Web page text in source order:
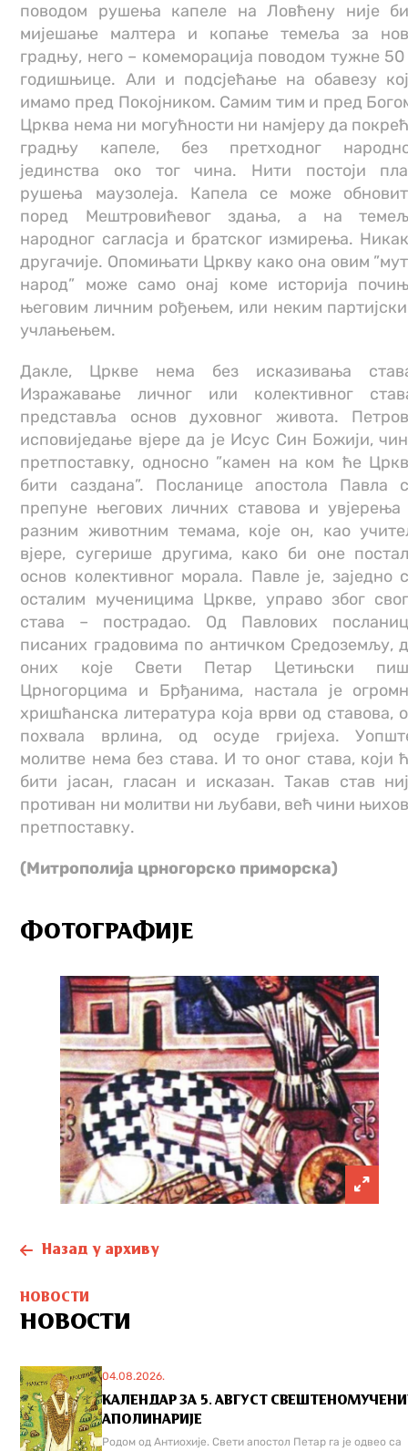
поводом рушења капеле на Ловћену није
мијешање малтера и копање темеља за
градњу, него – комеморација поводом тужне 50
годишњице. Али и подсјећање на обавезу
имамо пред Покојником. Самим тим и пред
Црква нема ни могућности ни намјеру да
градњу капеле, без претходног
јединства око тог чина. Нити постоји
рушења маузолеја. Капела се може
поред Мештровићевог здања, а на
народног сагласја и братског измирења.
другачије. Опомињати Цркву како она овим
народ” може само онај коме историја
његовим личним рођењем, или неким
учлањењем.
Дакле, Цркве нема без исказивања
Изражавање личног или колективног
представља основ духовног живота.
исповиједање вјере да је Исус Син Божији,
претпоставку, односно ”камен на ком ће
бити саздана”. Посланице апостола Павла
препуне његових личних ставова и увјерења
разним животним темама, које он, као
вјере, сугерише другима, како би оне
основ колективног морала. Павле је, заједно
осталим мученицима Цркве, управо због
става – пострадао. Од Павлових
писаних градовима по античком Средоземљу,
оних које Свети Петар Цетињски
Црногорцима и Брђанима, настала је
хришћанска литература која врви од ставова,
похвала врлина, од осуде гријеха.
молитве нема без става. И то оног става, који
бити јасан, гласан и исказан. Такав став
противан ни молитви ни љубави, већ чини
претпоставку.
(Митрополија црногорско приморска)
ФОТОГРАФИЈЕ
Назад у архиву
НОВОСТИ
НОВОСТИ
04.08.2026.
КАЛЕНДАР ЗА 5. АВГУСТ
АПОЛИНАРИЈЕ
Родом од Антиохије. Свети апостол Петар га је одвео са